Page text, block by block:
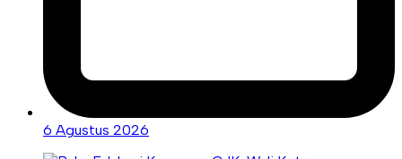
6 Agustus 2026